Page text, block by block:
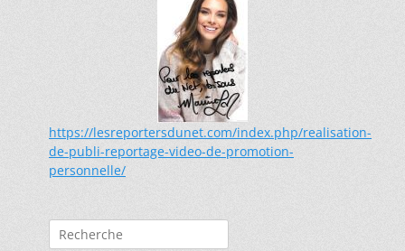
https://lesreportersdunet.com/index.php/realisation-
de-publi-reportage-video-de-promotion-
personnelle/
Rechercher :